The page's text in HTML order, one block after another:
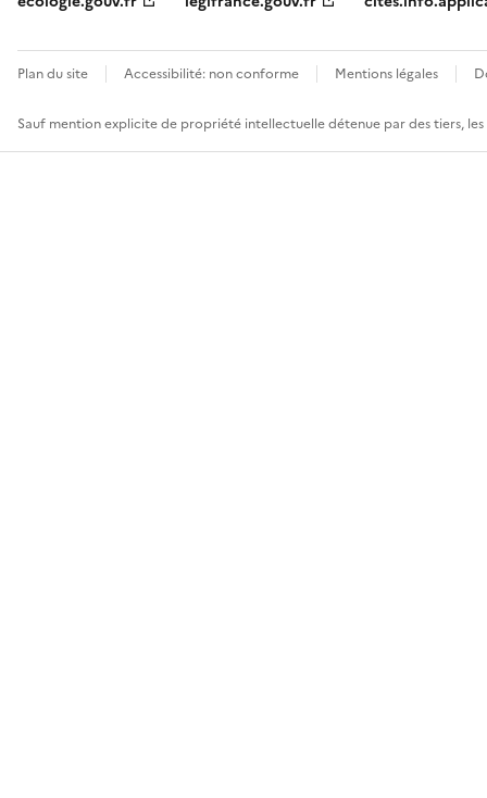
Plan du site Accessibilité: non conforme Mentions légales
Sauf mention explicite de propriété intellectuelle détenue par des tiers,